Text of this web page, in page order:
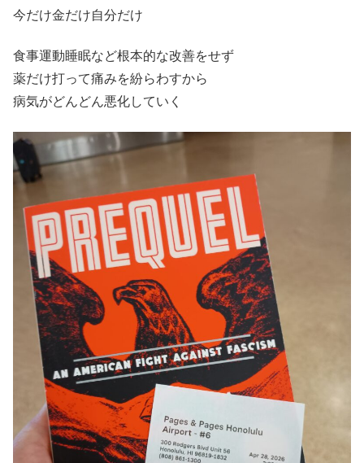
今だけ金だけ自分だけ
食事運動睡眠など根本的な改善をせず
薬だけ打って痛みを紛らわすから
病気がどんどん悪化していく